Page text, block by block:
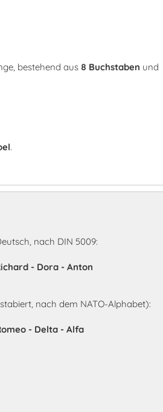
bestehend aus 8 Buchstaben und
.
nach DIN 5009:
- Dora - Anton
nach dem NATO-Alphabet):
- Delta - Alfa